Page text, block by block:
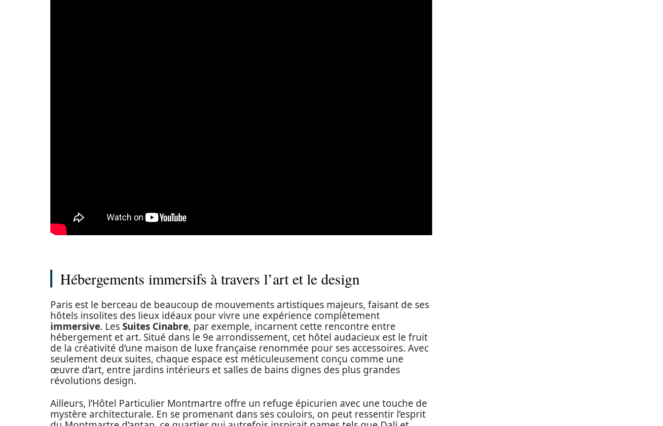
Hébergements immersifs à travers l’art et le design
Paris est le berceau de beaucoup de mouvements artistiques majeurs, faisant de ses
hôtels insolites des lieux idéaux pour vivre une expérience complètement
immersive. LesSuites Cinabre, par exemple, incarnent cette rencontre entre
hébergement et art. Situé dans le 9e arrondissement, cet hôtel audacieux est le fruit
de la créativité d’une maison de luxe française renommée pour ses accessoires. Avec
seulement deux suites, chaque espace est méticuleusement conçu comme une
œuvre d’art, entre jardins intérieurs et salles de bains dignes des plus grandes
révolutions design.
Ailleurs, l’Hôtel Particulier Montmartre offre un refuge épicurien avec une touche de
mystère architecturale. En se promenant dans ses couloirs, on peut ressentir l’esprit